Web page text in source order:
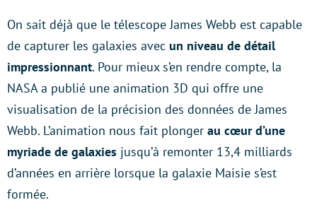
On sait déjà que le télescope James Webb est capable
de capturer les galaxies avec un niveau de détail
impressionnant. Pour mieux s’en rendre compte, la
NASA a publié une animation 3D qui offre une
visualisation de la précision des données de James
Webb. L’animation nous fait plonger au cœur d’une
myriade de galaxies jusqu’à remonter 13,4 milliards
d’années en arrière lorsque la galaxie Maisie s’est
formée.